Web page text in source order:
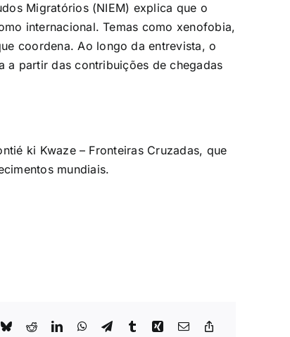
Migratórios (NIEM) explica que o
internacional. Temas como xenofobia,
coordena. Ao longo da entrevista, o
a partir das contribuições de chegadas
ki Kwaze – Fronteiras Cruzadas, que
mundiais.